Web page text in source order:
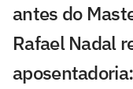
antes do
Rafael Nadal